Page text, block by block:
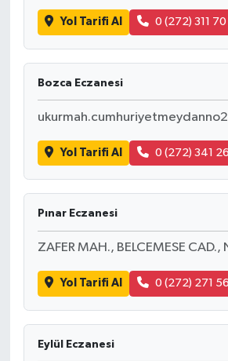
Yol Tarifi Al 0 (272) 311
Bozca Eczanesi
Yol Tarifi Al 0 (272) 341
Pınar Eczanesi
ZAFER MAH., BELCEMESE CAD.,
Yol Tarifi Al 0 (272) 271
Eylül Eczanesi